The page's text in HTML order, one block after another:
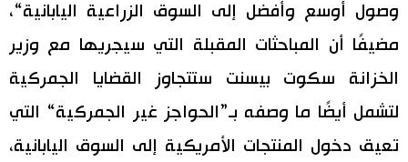
أشخاص
سياسة
اللغة اليابانية
هو وهي
تواصل معنا
وصول أوسع وأفضل إلى السوق الزراعية اليابانية“،
مضيفًا أن المباحثات المقبلة التي سيجريها مع وزير
الخزانة سكوت بيسنت ستتجاوز القضايا الجمركية
لتشمل أيضًا ما وصفه بـ”الحواجز غير الجمركية“ التي
تعيق دخول المنتجات الأمريكية إلى السوق اليابانية،